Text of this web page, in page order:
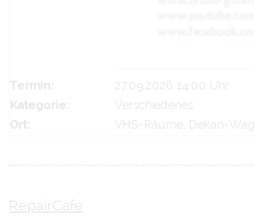
Termin:
Kategorie:
Ort:
VHS-Räume, Dekan-